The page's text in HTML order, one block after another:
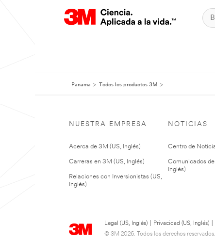
Panama Todos los productos 3M
NUESTRA EMPRESA
Acerca de 3M (US, Inglés)
Carreras en 3M (US, Inglés)
Relaciones con Inversionistas (US,
Inglés)
NOTICIAS
Centro de
Comunicados de
Inglés)
Legal (US, Inglés) Privacidad (US, Inglés)
© 3M 2026. Todos los derechos